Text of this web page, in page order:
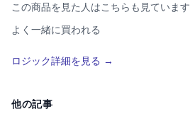
この商品を見た人はこちらも見ています
よく一緒に買われる
コーディネート提案
ロジック詳細を見る →
他の記事